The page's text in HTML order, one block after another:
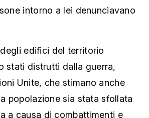
intorno a lei denunciavano
edifici del territorio
stati distrutti dalla guerra,
Unite, che stimano anche
popolazione sia stata sfollata
a causa di combattimenti e